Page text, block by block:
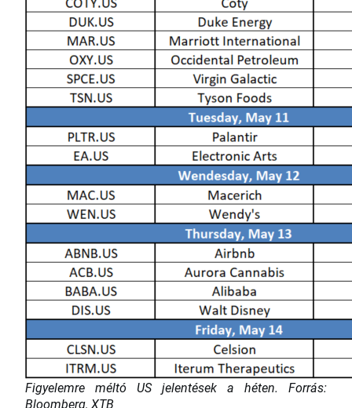
Figyelemre méltó US jelentések a héten. Forrás:
Bloomberg, XTB